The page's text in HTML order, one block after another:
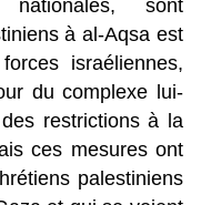
sont
à al-Aqsa est
israéliennes,
du complexe lui-
restrictions à la
ces mesures ont
palestiniens